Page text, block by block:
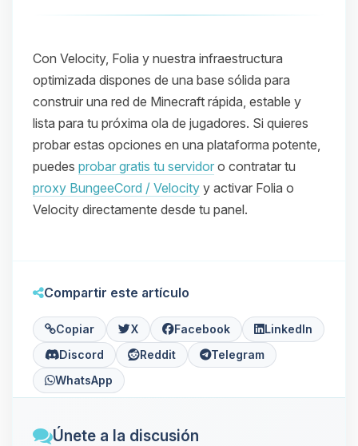
Con Velocity, Folia y nuestra infraestructura
optimizada dispones de una base sólida para
construir una red de Minecraft rápida, estable y
lista para tu próxima ola de jugadores. Si quieres
probar estas opciones en una plataforma potente,
puedes probar gratis tu servidor o contratar tu
proxy BungeeCord / Velocity y activar Folia o
Velocity directamente desde tu panel.
Compartir este artículo
Copiar X Facebook
LinkedIn
Discord
Reddit
Telegram
WhatsApp
Únete a la discusión